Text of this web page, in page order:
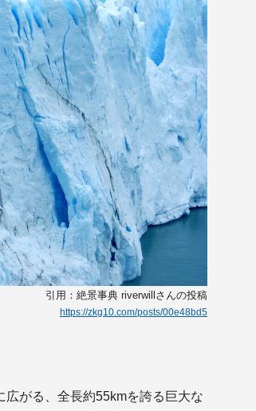
引用：絶景事典 riverwillさんの投稿
https://zkg10.com/posts/00e48bd5
がる、全長約55kmを誇る巨大な